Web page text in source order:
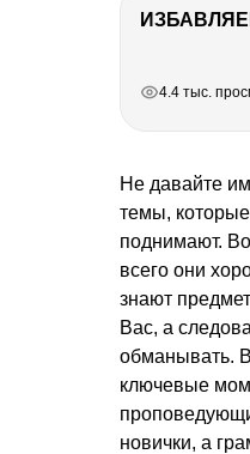
4.4 тыс.
Не давайте
темы,
поднимают.
всего они
знают
Вас, а
обманывать.
ключевые
новички, а